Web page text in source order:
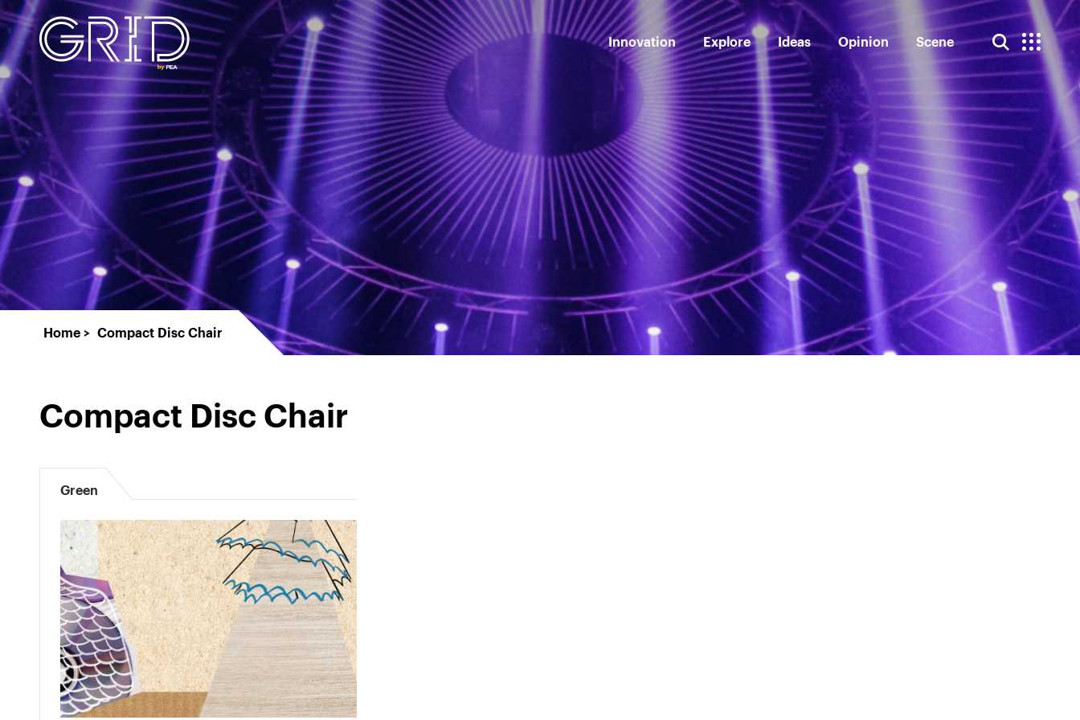
Innovation Explore Ideas Opinion Scene
Home Compact Disc Chair
Compact Disc Chair
Green